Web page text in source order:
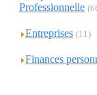
Professionnelle
Entreprises (11)
Finances